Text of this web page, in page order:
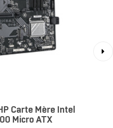
Carte Mère Intel
Micro ATX